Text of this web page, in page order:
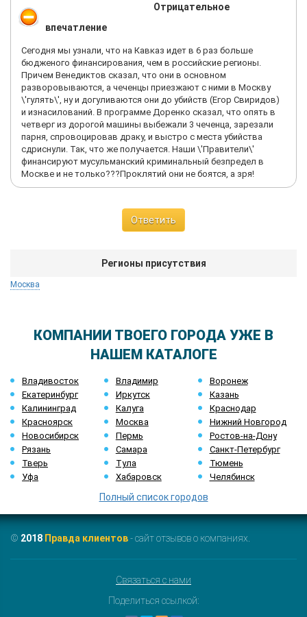
Отрицательное
впечатление
Сегодня мы узнали, что на Кавказ идет в 6 раз больше
бюдженого финансирования, чем в российские регионы.
Причем Венедиктов сказал, что они в основном
разворовываются, а чеченцы приезжают с ними в Москву
\'гулять\', ну и догуливаются они до убийств (Егор Свиридов)
и изнасилований. В программе Доренко сказал, что опять в
четверг из дорогой машины выбежали 3 чеченца, зарезали
парня, спровоцировав драку, и выстро с места убийства
сдриснули. Так, что же получается. Наши \'Правители\'
финансируют мусульманский криминальный безпредел в
Москве и не только???Проклятий они не боятся, а зря!
Ответить
Регионы присутствия
Москва
КОМПАНИИ ТВОЕГО ГОРОДА УЖЕ В
НАШЕМ КАТАЛОГЕ
Владивосток Владимир
Воронеж
Екатеринбург
Иркутск
Казань
Калининград
Калуга
Краснодар
Красноярск
Москва
Нижний Новгород
Новосибирск
Пермь
Ростов-на-Дону
Рязань
Самара
Санкт-Петербург
Тверь
Тула
Тюмень
Уфа
Хабаровск Челябинск
Полный список городов
© 2018 Правда клиентов- сайт отзывов о компаниях.
Связаться с нами
Поделиться ссылкой: